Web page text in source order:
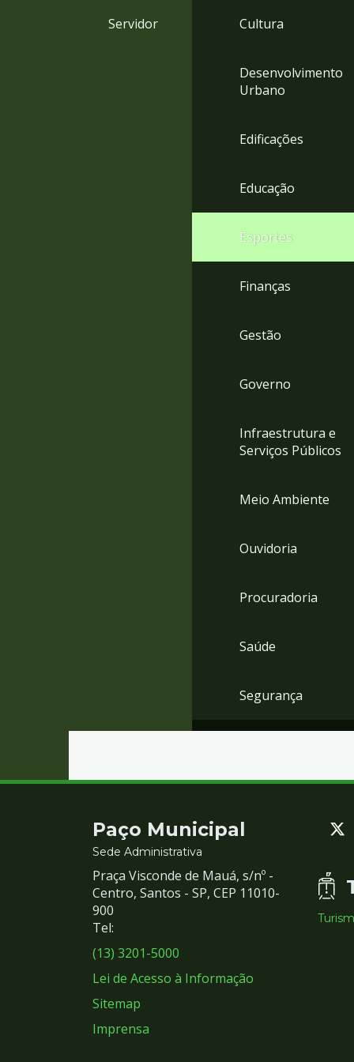
Servidor Cultura
Desenvolvimento
Urbano
Edificações
Educação
Esportes
Finanças
Gestão
Governo
Infraestrutura e
Serviços Públicos
Meio Ambiente
Ouvidoria
Procuradoria
Saúde
Segurança
Contato
e
Redes
Sociais
Paço Municipal
Sede Administrativa
Praça Visconde de Mauá, s/nº -
Centro, Santos - SP, CEP 11010-
900
Tel:
(13) 3201-5000
Lei de Acesso à Informação
Sitemap
Imprensa